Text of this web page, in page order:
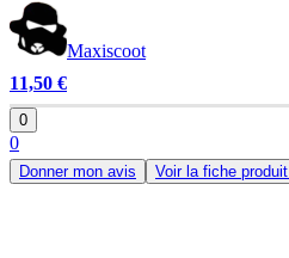
Maxiscoot
11,50 €
0
0
Donner mon avis Voir la fiche produit